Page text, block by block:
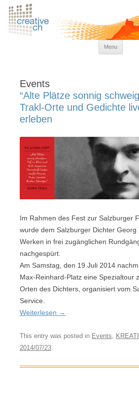
kreativkultur
Menu
Events
“Alte Plätze sonnig
Trakl-Orte und Gedichte
erleben
Im Rahmen des Fest zur Salzburger
wurde dem Salzburger Dichter Georg
Werken in frei zugänglichen
nachgespürt.
Am Samstag, den 19.Juli 2014
Max-Reinhard-Platz eine Spezialtour
Orten des Dichters, organisiert vom
Service.
Weiterlesen →
This entry was posted in Events,
2014/07/23.